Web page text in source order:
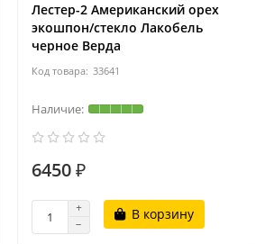
Лестер-2 Американский орех
экошпон/стекло Лакобель
черное Верда
33641
6450 ₽
В корзину